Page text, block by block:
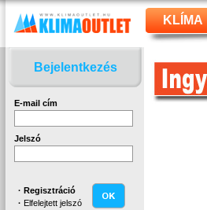
KLÍMA
Bejelentkezés
E-mail cím
Jelszó
· Regisztráció
· Elfelejtett jelszó